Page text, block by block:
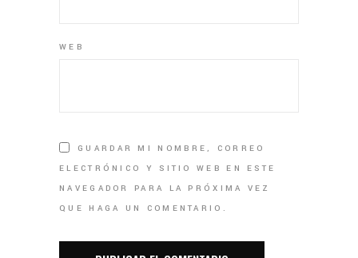
WEB
GUARDAR MI NOMBRE, CORREO
ELECTRÓNICO Y SITIO WEB EN ESTE
NAVEGADOR PARA LA PRÓXIMA VEZ
QUE HAGA UN COMENTARIO.